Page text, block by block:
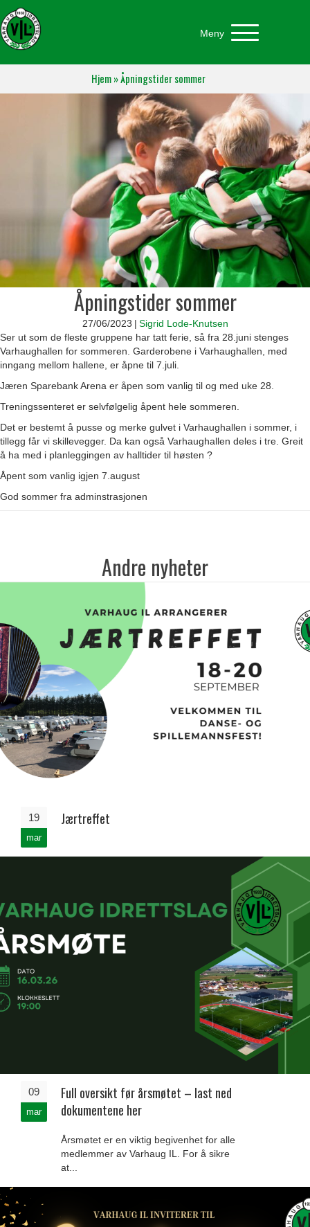
Meny
Hjem»Åpningstider sommer
Åpningstider sommer
27/06/2023 | Sigrid Lode-Knutsen
Ser ut som de fleste gruppene har tatt ferie, så fra 28.juni stenges
Varhaughallen for sommeren. Garderobene i Varhaughallen, med
inngang mellom hallene, er åpne til 7.juli.
Jæren Sparebank Arena er åpen som vanlig til og med uke 28.
Treningssenteret er selvfølgelig åpent hele sommeren.
Det er bestemt å pusse og merke gulvet i Varhaughallen i sommer, i
tillegg får vi skillevegger. Da kan også Varhaughallen deles i tre. Greit
å ha med i planleggingen av halltider til høsten ?
Åpent som vanlig igjen 7.august
God sommer fra adminstrasjonen
Andre nyheter
19
mar
Jærtreffet
09
mar
Full oversikt før årsmøtet – last ned
dokumentene her
Årsmøtet er en viktig begivenhet for alle
medlemmer av Varhaug IL. For å sikre
at...